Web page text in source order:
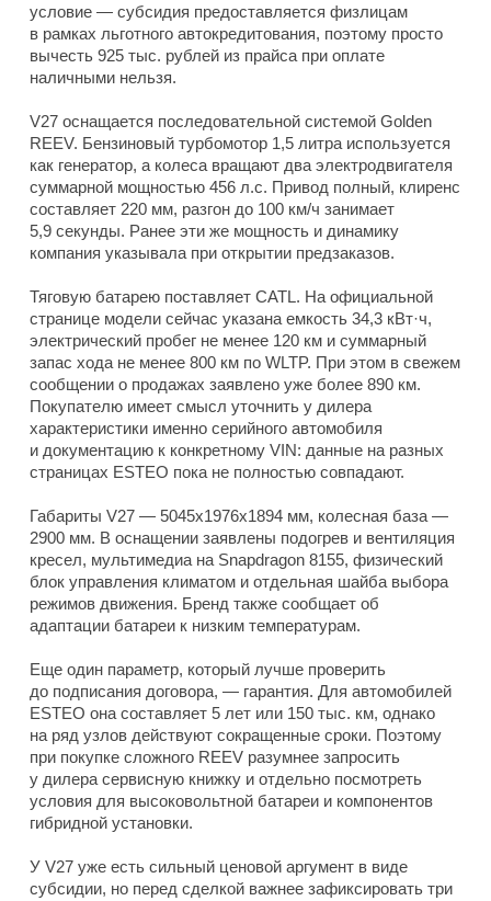
условие — субсидия предоставляется физлицам
в рамках льготного автокредитования, поэтому просто
вычесть 925 тыс. рублей из прайса при оплате
наличными нельзя.
V27 оснащается последовательной системой Golden
REEV. Бензиновый турбомотор 1,5 литра используется
как генератор, а колеса вращают два электродвигателя
суммарной мощностью 456 л.с. Привод полный, клиренс
составляет 220 мм, разгон до 100 км/ч занимает
5,9 секунды. Ранее эти же мощность и динамику
компания указывала при открытии предзаказов.
Тяговую батарею поставляет CATL. На официальной
странице модели сейчас указана емкость 34,3 кВт·ч,
электрический пробег не менее 120 км и суммарный
запас хода не менее 800 км по WLTP. При этом в свежем
сообщении о продажах заявлено уже более 890 км.
Покупателю имеет смысл уточнить у дилера
характеристики именно серийного автомобиля
и документацию к конкретному VIN: данные на разных
страницах ESTEO пока не полностью совпадают.
Габариты V27 — 5045x1976x1894 мм, колесная база —
2900 мм. В оснащении заявлены подогрев и вентиляция
кресел, мультимедиа на Snapdragon 8155, физический
блок управления климатом и отдельная шайба выбора
режимов движения. Бренд также сообщает об
адаптации батареи к низким температурам.
Еще один параметр, который лучше проверить
до подписания договора, — гарантия. Для автомобилей
ESTEO она составляет 5 лет или 150 тыс. км, однако
на ряд узлов действуют сокращенные сроки. Поэтому
при покупке сложного REEV разумнее запросить
у дилера сервисную книжку и отдельно посмотреть
условия для высоковольтной батареи и компонентов
гибридной установки.
У V27 уже есть сильный ценовой аргумент в виде
субсидии, но перед сделкой важнее зафиксировать три